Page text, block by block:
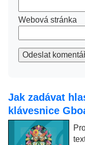
Webová stránka
Odeslat
Jak zadávat
klávesnice